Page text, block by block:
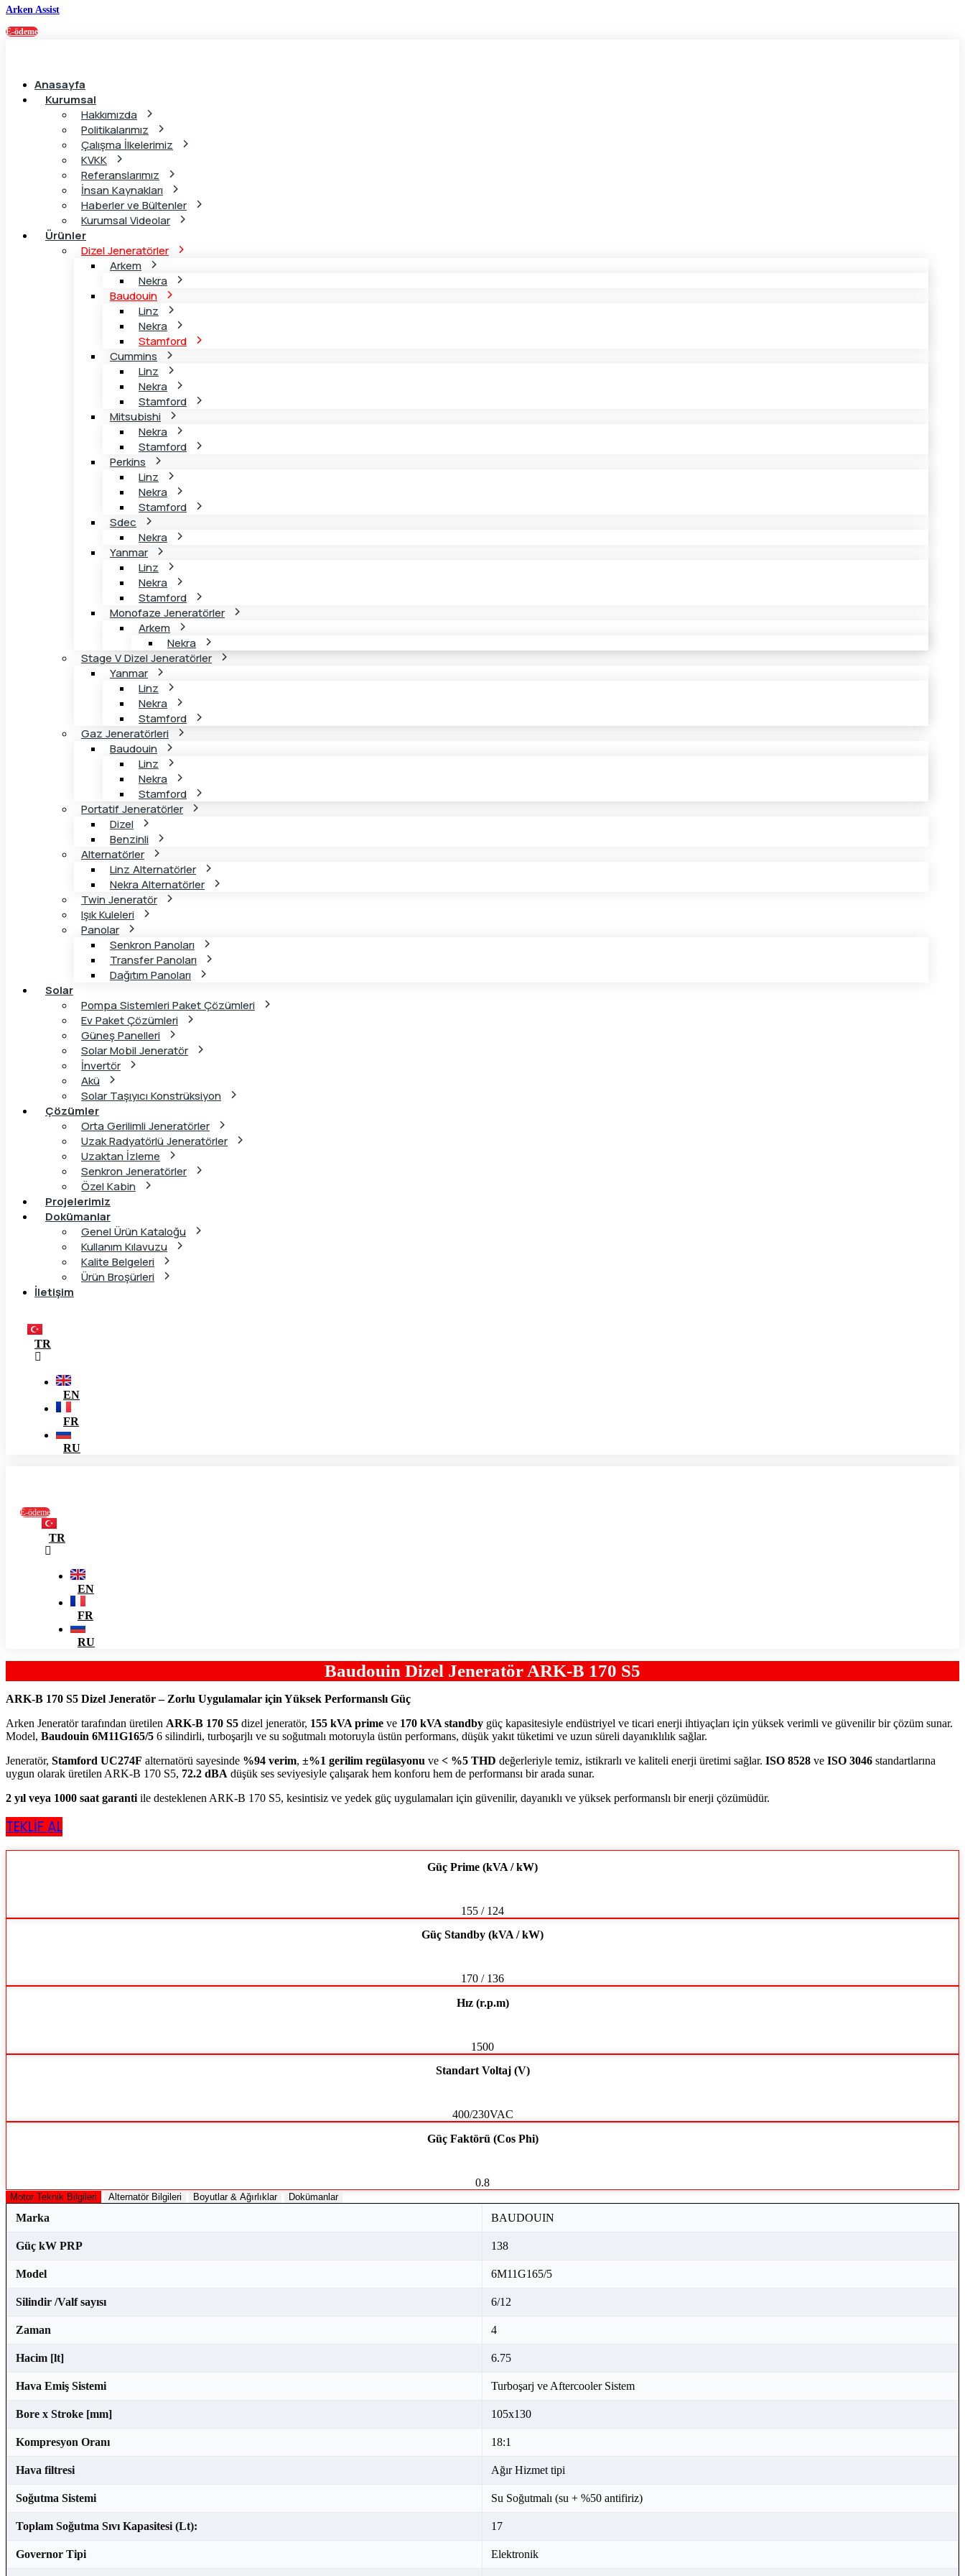
Skip
to
content
Arken Assist
E-ödeme
Anasayfa
Kurumsal
Hakkımızda
Politikalarımız
Çalışma İlkelerimiz
KVKK
Referanslarımız
İnsan Kaynakları
Haberler ve Bültenler
Kurumsal Videolar
Ürünler
Dizel Jeneratörler
Arkem
Nekra
Baudouin
Linz
Nekra
Stamford
Cummins
Linz
Nekra
Stamford
Mitsubishi
Nekra
Stamford
Perkins
Linz
Nekra
Stamford
Sdec
Nekra
Yanmar
Linz
Nekra
Stamford
Monofaze Jeneratörler
Arkem
Nekra
Stage V Dizel Jeneratörler
Yanmar
Linz
Nekra
Stamford
Gaz Jeneratörleri
Baudouin
Linz
Nekra
Stamford
Portatif Jeneratörler
Dizel
Benzinli
Alternatörler
Linz Alternatörler
Nekra Alternatörler
Twin Jeneratör
Işık Kuleleri
Panolar
Senkron Panoları
Transfer Panoları
Dağıtım Panoları
Solar
Pompa Sistemleri Paket Çözümleri
Ev Paket Çözümleri
Güneş Panelleri
Solar Mobil Jeneratör​
İnvertör
Akü
Solar Taşıyıcı Konstrüksiyon
Çözümler
Orta Gerilimli Jeneratörler
Uzak Radyatörlü Jeneratörler
Uzaktan İzleme
Senkron Jeneratörler
Özel Kabin
Projelerimiz
Dokümanlar
Genel Ürün Kataloğu
Kullanım Kılavuzu
Kalite Belgeleri
Ürün Broşürleri
İletişim
TR
EN
FR
RU
E-ödeme
TR
EN
FR
RU
Baudouin Dizel Jeneratör ARK-B 170 S5
ARK-B 170 S5 Dizel Jeneratör – Zorlu Uygulamalar için Yüksek Performanslı Güç
Arken Jeneratör tarafından üretilen ARK-B 170 S5 dizel jeneratör, 155 kVA prime ve 170 kVA standby güç kapasitesiyle endüstriyel ve ticari enerji ihtiyaçları için yüksek verimli ve güvenilir bir çözüm sunar.
Model, Baudouin 6M11G165/5 6 silindirli, turboşarjlı ve su soğutmalı motoruyla üstün performans, düşük yakıt tüketimi ve uzun süreli dayanıklılık sağlar.
Jeneratör, Stamford UC274F alternatörü sayesinde %94 verim, ±%1 gerilim regülasyonu ve < %5 THD değerleriyle temiz, istikrarlı ve kaliteli enerji üretimi sağlar. ISO 8528 ve ISO 3046 standartlarına
uygun olarak üretilen ARK-B 170 S5, 72.2 dBA düşük ses seviyesiyle çalışarak hem konforu hem de performansı bir arada sunar.
2 yıl veya 1000 saat garanti ile desteklenen ARK-B 170 S5, kesintisiz ve yedek güç uygulamaları için güvenilir, dayanıklı ve yüksek performanslı bir enerji çözümüdür.
TEKLİF AL
Güç Prime (kVA / kW)
155 / 124
Güç Standby (kVA / kW)
170 / 136
Hız (r.p.m)
1500
Standart Voltaj (V)
400/230VAC
Güç Faktörü (Cos Phi)
0.8
Motor Teknik Bilgileri Alternatör Bilgileri Boyutlar & Ağırlıklar Dokümanlar
Marka BAUDOUIN
Güç kW PRP 138
Model 6M11G165/5
Silindir /Valf sayısı 6/12
Zaman 4
Hacim [lt] 6.75
Hava Emiş Sistemi Turboşarj ve Aftercooler Sistem
Bore x Stroke [mm] 105x130
Kompresyon Oranı 18:1
Hava filtresi Ağır Hizmet tipi
Soğutma Sistemi Su Soğutmalı (su + %50 antifiriz)
Toplam Soğutma Sıvı Kapasitesi (Lt): 17
Governor Tipi Elektronik